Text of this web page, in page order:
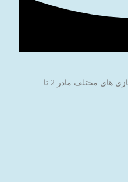
فروشگاه اینترنتی اسباب بازی جادوی پارسی با نام برند جاپاتوی با هدف خاطره سازی برای کودکان عزیز ایران‌زمین شروع به کار کرده است. این فروشگاه اسباب بازی آنلاین نتیجه 15 سال خرید اسباب بازی های مختلف مادر 2 تا